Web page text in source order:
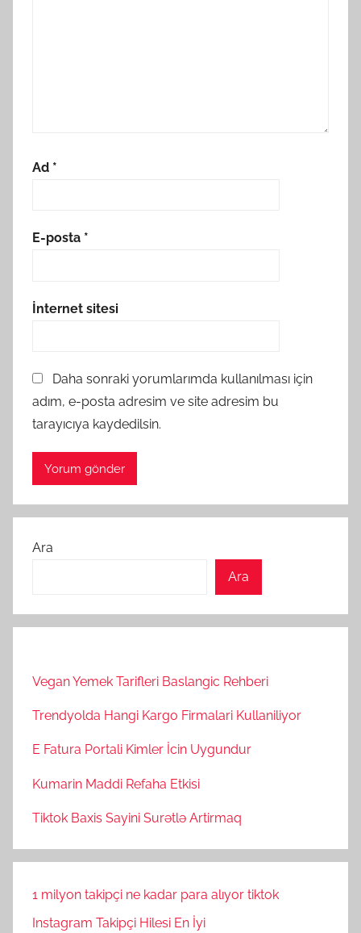
Ad *
E-posta *
İnternet sitesi
Daha sonraki yorumlarımda kullanılması için
adım, e-posta adresim ve site adresim bu
tarayıcıya kaydedilsin.
Ara
Ara
Vegan Yemek Tarifleri Baslangic Rehberi
Trendyolda Hangi Kargo Firmalari Kullaniliyor
E Fatura Portali Kimler İcin Uygundur
Kumarin Maddi Refaha Etkisi
Tiktok Baxis Sayini Surətlə Artirmaq
1 milyon takipçi ne kadar para alıyor tiktok
Instagram Takipçi Hilesi En İyi